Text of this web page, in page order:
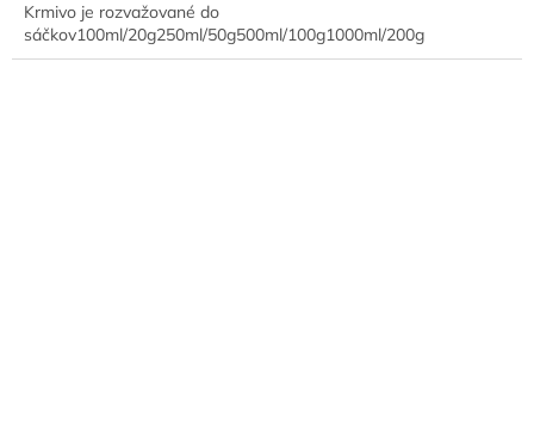
Krmivo je rozvažované do
sáčkov100ml/20g250ml/50g500ml/100g1000ml/200g